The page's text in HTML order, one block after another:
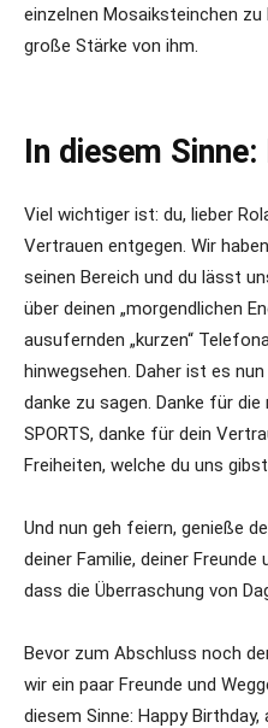
einzelnen Mosaiksteinchen
große Stärke von ihm.
In diesem
Viel wichtiger ist: du, lieber
Vertrauen entgegen. Wir
seinen Bereich und du lässt
über deinen „morgendlichen
ausufernden „kurzen“
hinwegsehen. Daher ist es
danke zu sagen. Danke für
SPORTS, danke für dein
Freiheiten, welche du uns
Und nun geh feiern, genieße
deiner Familie, deiner
dass die Überraschung von
Bevor zum Abschluss noch
wir ein paar Freunde und
diesem Sinne: Happy Birthday,